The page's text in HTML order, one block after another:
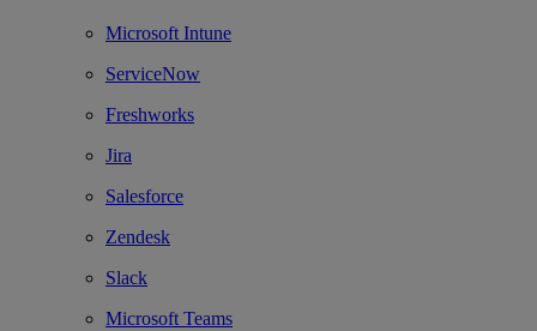
Microsoft Intune
ServiceNow
Freshworks
Jira
Salesforce
Zendesk
Slack
Microsoft Teams